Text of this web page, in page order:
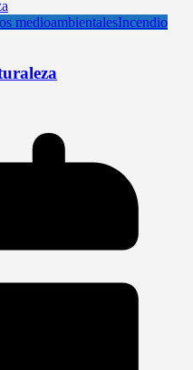
medioambientalesIncendio